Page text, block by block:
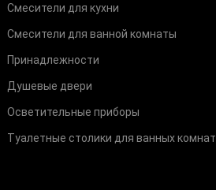
Смесители для кухни
Смесители для ванной комнаты
Принадлежности
Душевые двери
Осветительные приборы
Туалетные столики для ванных комнат